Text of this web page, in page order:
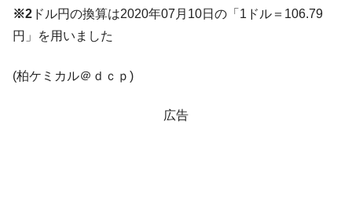
える賞金とは？
Fact1 平成仮面ライダーの意外すぎるモチーフとは？
※2 ドル円の換算は2020年07月10日の「1ドル＝106.79
円」を用いました
(柏ケミカル＠ｄｃｐ)
広告